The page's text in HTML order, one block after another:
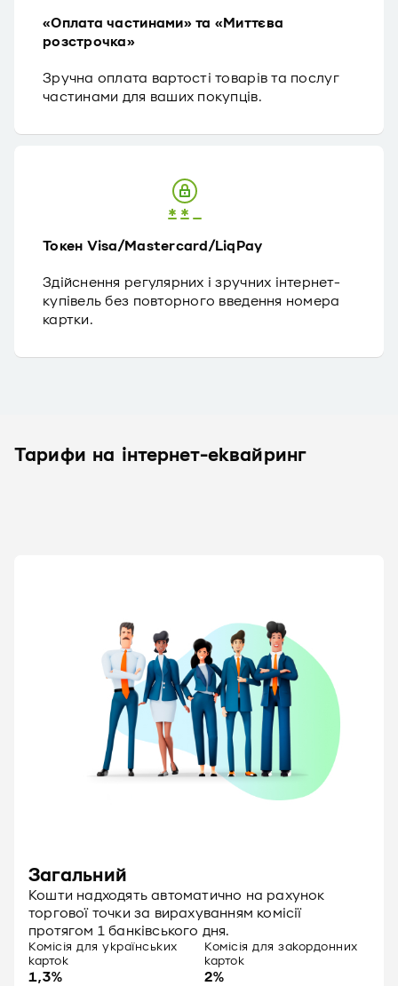
«Оплата частинами» та «Миттєва
розстрочка»
Зручна оплата вартості товарів та послуг
частинами для ваших покупців.
Токен Visa/Mastercard/LiqPay
Здійснення регулярних і зручних інтернет-
купівель без повторного введення номера
картки.
Тарифи на інтернет-еквайринг
Загальний
Кошти надходять автоматично на рахунок
торгової точки за вирахуванням комісії
протягом 1 банківського дня.
Комісія для українських
карток
1,3%
Комісія для закордонних
карток
2%